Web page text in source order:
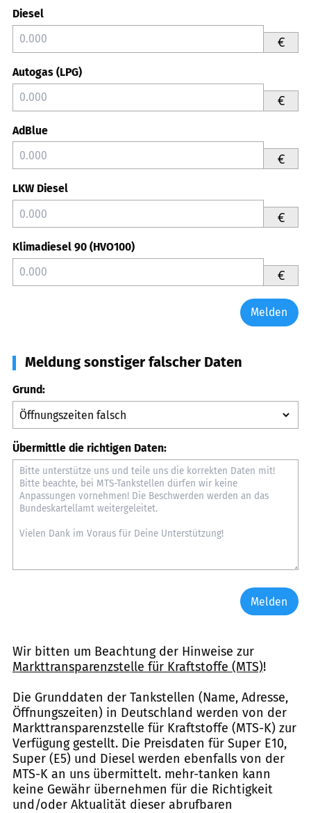
Diesel
€
Autogas (LPG)
€
AdBlue
€
LKW Diesel
€
Klimadiesel 90 (HVO100)
€
Melden
Meldung sonstiger falscher Daten
Grund:
Übermittle die richtigen Daten:
Melden
Wir bitten um Beachtung der Hinweise zur
Markttransparenzstelle für Kraftstoffe (MTS)!
Die Grunddaten der Tankstellen (Name, Adresse,
Öffnungszeiten) in Deutschland werden von der
Markttransparenzstelle für Kraftstoffe (MTS-K) zur
Verfügung gestellt. Die Preisdaten für Super E10,
Super (E5) und Diesel werden ebenfalls von der
MTS-K an uns übermittelt. mehr-tanken kann
keine Gewähr übernehmen für die Richtigkeit
und/oder Aktualität dieser abrufbaren